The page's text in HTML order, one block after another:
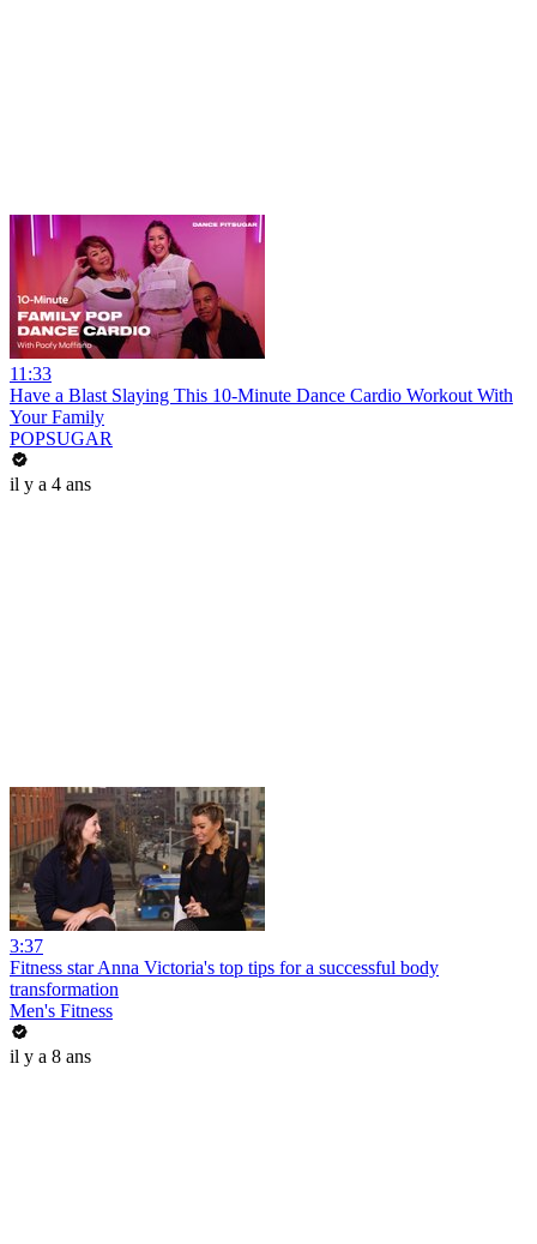
11:33
Have a Blast Slaying This 10-Minute Dance Cardio Workout With
Your Family
POPSUGAR
il y a 4 ans
3:37
Fitness star Anna Victoria's top tips for a successful body
transformation
Men's Fitness
il y a 8 ans